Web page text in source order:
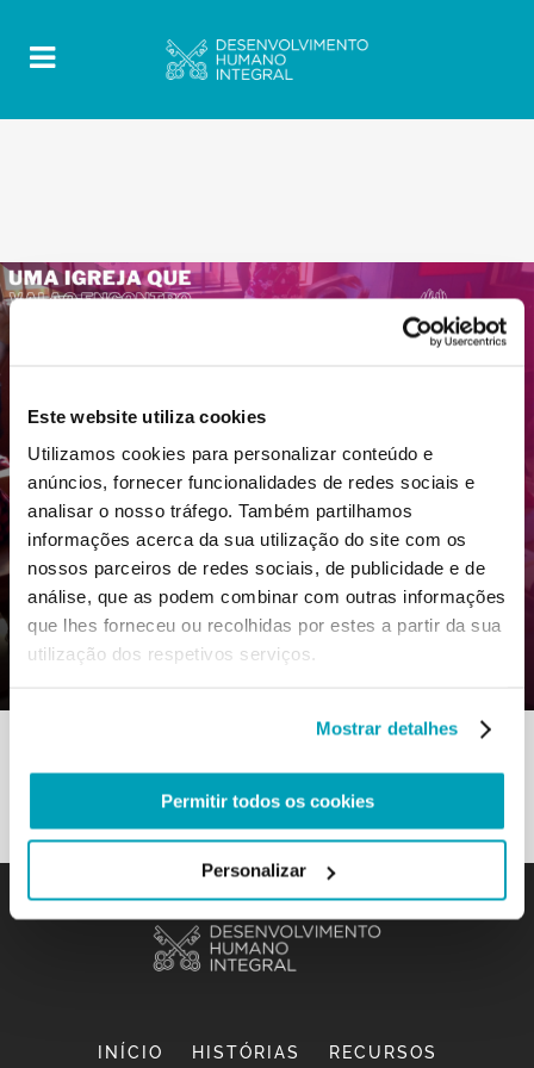
Este website utiliza cookies
Utilizamos cookies para personalizar conteúdo e
anúncios, fornecer funcionalidades de redes sociais e
analisar o nosso tráfego. Também partilhamos
informações acerca da sua utilização do site com os
nossos parceiros de redes sociais, de publicidade e de
análise, que as podem combinar com outras informações
que lhes forneceu ou recolhidas por estes a partir da sua
utilização dos respetivos serviços.
Mostrar detalhes
Permitir todos os cookies
Personalizar
5 Julho 2021| By Mr_admin
0
Comments |
Boa Prática – Uma Igreja que vai ao
encontro
INÍCIO HISTÓRIAS RECURSOS